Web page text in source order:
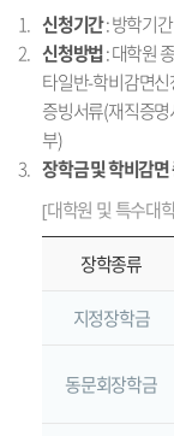
신청기간: 방학기
신청방법: 대학원
타일반-학비감면신
증빙서류(재직증명
부)
장학금 및 학비감면
[대학원 및 특수대
장학종류
지정장학금
동문회장학금